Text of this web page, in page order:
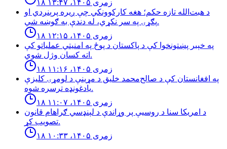
۱۸ زمری ۱۴۰۵، ۱۳:۴۷
د هبت‌الله تازه حکم؛ هغه کارکوونکي چې ږیره پرېنږدي او
پګړۍ په سر نکړي، له دندې به ګوښه شي.
۱۸ زمری ۱۴۰۵، ۱۲:۱۵
په خېبر پښتونخوا کې د پاکستان د پوځ په امنیتي عملیاتو کې
اته کسان وژل شوي.
۱۸ زمری ۱۴۰۵، ۱۱:۱۶
په افغانستان کې د صالح‌محمد خلیق د مړینې د لومړۍ کلیزې
یادغونډه ترسره شوه.
۱۸ زمری ۱۴۰۵، ۱۱:۰۷
د امریکا سنا د روسیې پر وړاندې د لېنډسي ګراهام قانون
تصویب کړ.
۱۸ زمری ۱۴۰۵، ۱۰:۳۳